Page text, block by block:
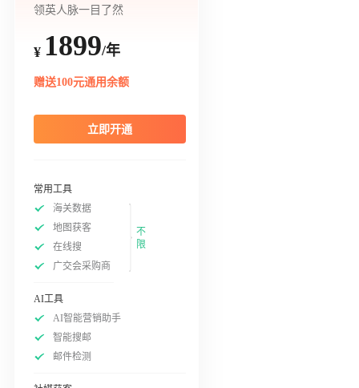
领英人脉一目了然
¥ 1899/年
赠送100元通用余额
立即开通
常用工具
海关数据
地图获客
在线搜
广交会采购商
不
限
AI工具
AI智能营销助手
智能搜邮
邮件检测